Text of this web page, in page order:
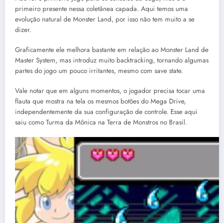
primeiro presente nessa coletânea capada. Aqui temos uma
evolução natural de Monster Land, por isso não tem muito a se
dizer.
Graficamente ele melhora bastante em relação ao Monster Land de
Master System, mas introduz muito backtracking, tornando algumas
partes do jogo um pouco irritantes, mesmo com save state.
Vale notar que em alguns momentos, o jogador precisa tocar uma
flauta que mostra na tela os mesmos botões do Mega Drive,
independentemente da sua configuração de controle. Esse aqui
saiu como Turma da Mônica na Terra de Monstros no Brasil.